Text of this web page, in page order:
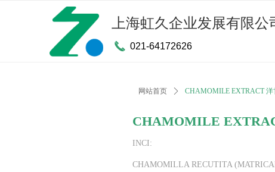
끅 021-64172626
上海虹久企业发展有限公
网站首页 ꄲ CHAMOMILE EXTRACT 洋
CHAMOMILE
INCI:
CHAMOMILLA RECUTITA